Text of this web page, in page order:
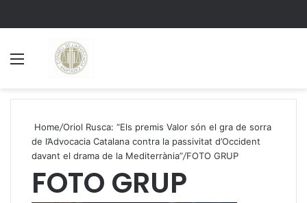
Home/Oriol Rusca: “Els premis Valor són el gra de sorra
de l’Advocacia Catalana contra la passivitat d’Occident
davant el drama de la Mediterrània”/FOTO GRUP
FOTO GRUP